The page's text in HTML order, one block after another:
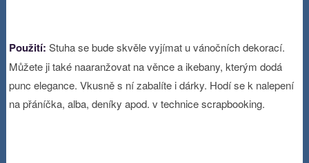
Použití: Stuha se bude skvěle vyjímat u vánočních dekorací.
Můžete ji také naaranžovat na věnce a ikebany, kterým dodá
punc elegance. Vkusně s ní zabalíte i dárky. Hodí se k nalepení
na přáníčka, alba, deníky apod. v technice scrapbooking.